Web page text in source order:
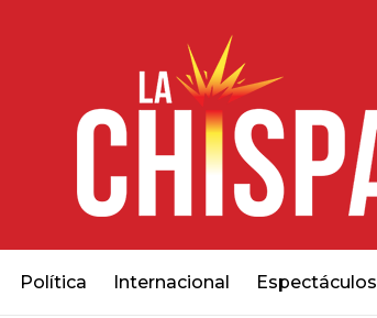
Política Internacional Espectáculos